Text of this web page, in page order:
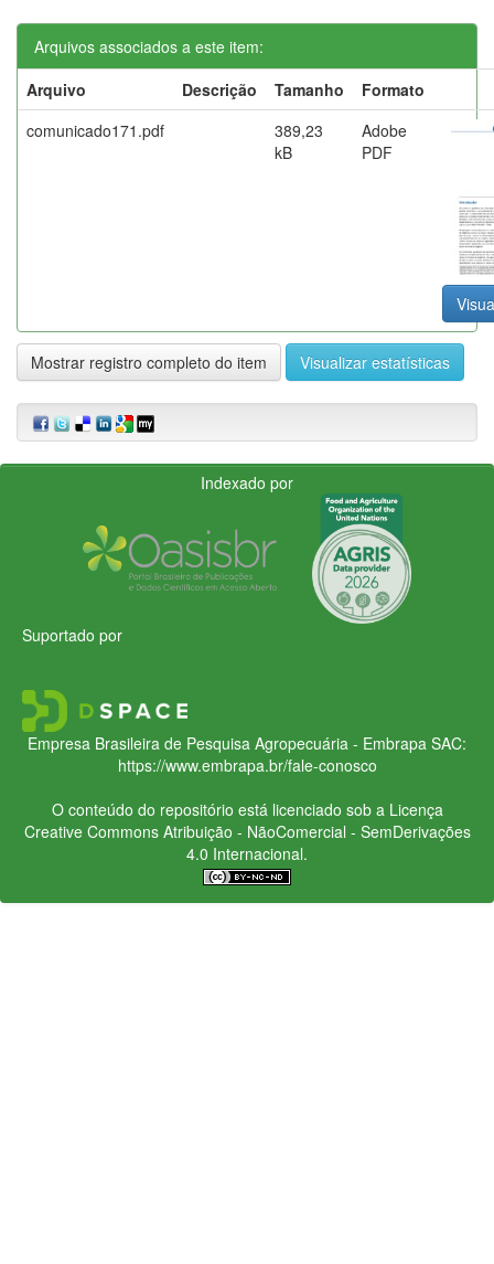
Arquivos associados a este item:
Arquivo
Descrição Tamanho
Formato
comunicado171.pdf
389,23
kB
Adobe
PDF
Mostrar registro completo do item Visualizar estatísticas
Indexado por
Suportado por
Empresa Brasileira de Pesquisa Agropecuária - Embrapa SAC:
https://www.embrapa.br/fale-conosco
O conteúdo do repositório está licenciado sob a Licença
Creative CommonsAtribuição - NãoComercial - SemDerivações
4.0 Internacional.